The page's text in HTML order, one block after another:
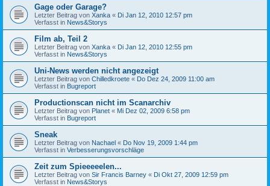
Gage oder Garage?
Letzter Beitrag von Xanka « Di Jan 12, 2010 12:57 pm
Verfasst in News&Storys
Film ab, Teil 2
Letzter Beitrag von Xanka « Di Jan 12, 2010 12:55 pm
Verfasst in News&Storys
Uni-News werden nicht angezeigt
Letzter Beitrag von Chilledkroete « Do Dez 24, 2009 11:00 am
Verfasst in Bugreport
Productionscan nicht im Scanarchiv
Letzter Beitrag von Planet « Mi Dez 02, 2009 6:58 pm
Verfasst in Bugreport
Sneak
Letzter Beitrag von Nachael « Do Nov 19, 2009 1:44 pm
Verfasst in Verbesserungsvorschläge
Zeit zum Spieeeeelen...
Letzter Beitrag von Sir Francis Barney « Di Okt 27, 2009 12:59 pm
Verfasst in News&Storys